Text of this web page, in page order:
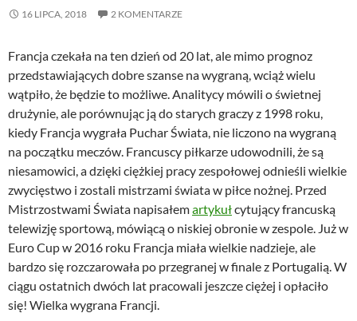
16 LIPCA, 2018 2 KOMENTARZE
Francja czekała na ten dzień od 20 lat, ale mimo prognoz
przedstawiających dobre szanse na wygraną, wciąż wielu
wątpiło, że będzie to możliwe. Analitycy mówili o świetnej
drużynie, ale porównując ją do starych graczy z 1998 roku,
kiedy Francja wygrała Puchar Świata, nie liczono na wygraną
na początku meczów. Francuscy piłkarze udowodnili, że są
niesamowici, a dzięki ciężkiej pracy zespołowej odnieśli wielkie
zwycięstwo i zostali mistrzami świata w piłce nożnej. Przed
Mistrzostwami Świata napisałemartykułcytujący francuską
telewizję sportową, mówiącą o niskiej obronie w zespole. Już w
Euro Cup w 2016 roku Francja miała wielkie nadzieje, ale
bardzo się rozczarowała po przegranej w finale z Portugalią. W
ciągu ostatnich dwóch lat pracowali jeszcze ciężej i opłaciło
się! Wielka wygrana Francji.